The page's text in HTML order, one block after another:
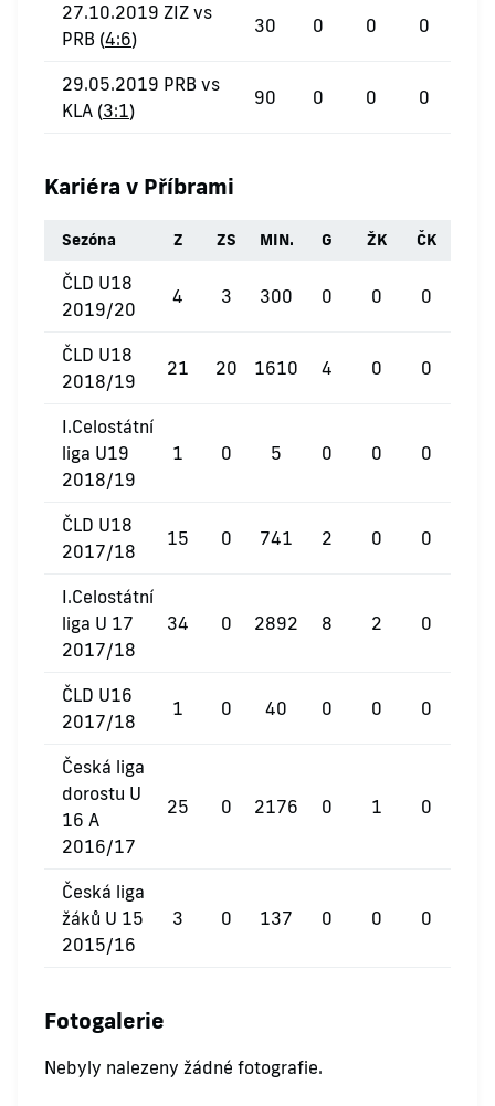
27.10.2019 ZIZ vs
PRB (4:6)
30 0 0 0
29.05.2019 PRB vs
KLA (3:1)
90 0 0 0
Kariéra v Příbrami
Sezóna Z ZS MIN. G ŽK ČK
ČLD U18
2019/20
4 3 300 0 0 0
ČLD U18
2018/19
21 20 1610 4 0 0
I.Celostátní
liga U19
2018/19
1 0 5 0 0 0
ČLD U18
2017/18
15 0 741 2 0 0
I.Celostátní
liga U 17
2017/18
34 0 2892 8 2 0
ČLD U16
2017/18
1 0 40 0 0 0
Česká liga
dorostu U
16 A
2016/17
25 0 2176 0 1 0
Česká liga
žáků U 15
2015/16
3 0 137 0 0 0
Fotogalerie
Nebyly nalezeny žádné fotografie.